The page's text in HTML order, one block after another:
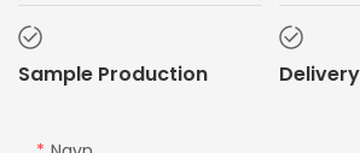
Sample Production Delivery